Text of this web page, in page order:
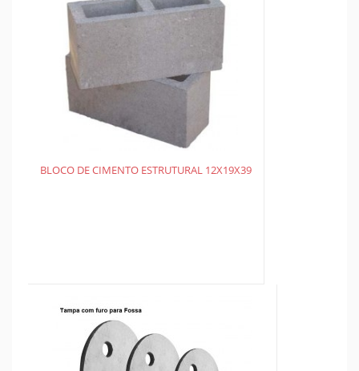
BLOCO DE CIMENTO ESTRUTURAL 12X19X39